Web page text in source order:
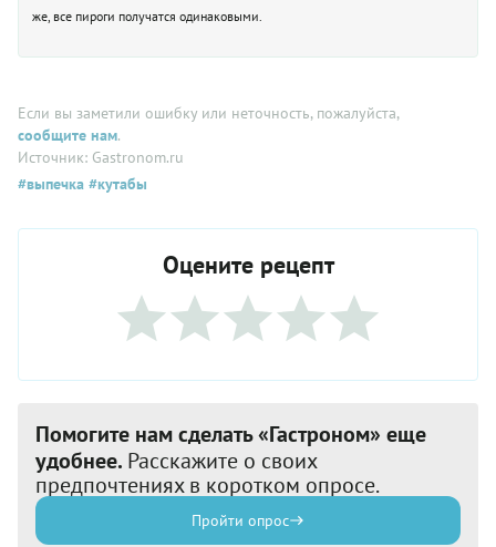
же, все пироги получатся одинаковыми.
Если вы заметили ошибку или неточность, пожалуйста,
сообщите нам.
Источник: Gastronom.ru
#выпечка #кутабы
Оцените рецепт
Помогите нам сделать «Гастроном» еще
удобнее. Расскажите о своих
предпочтениях в коротком опросе.
Пройти опрос